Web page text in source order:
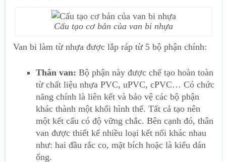
Cấu tạo cơ bản của van bi nhựa
Van bi làm từ nhựa được lắp ráp từ 5 bộ phận chính:
Thân van: Bộ phận này được chế tạo hoàn toàn
từ chất liệu nhựa PVC, uPVC, cPVC… Có chức
năng chính là liên kết và bảo vệ các bộ phận
khác thành một khối hình thể. Tất cả tạo nên
một kết cấu có độ vững chắc. Bên cạnh đó, thân
van được thiết kế nhiều loại kết nối khác nhau
như: hai đầu rắc co, mặt bích hoặc là kiểu dán
ống.